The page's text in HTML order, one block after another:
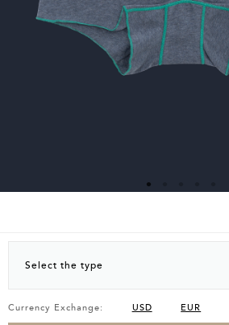
Select the type
Currency Exchange: USD EUR